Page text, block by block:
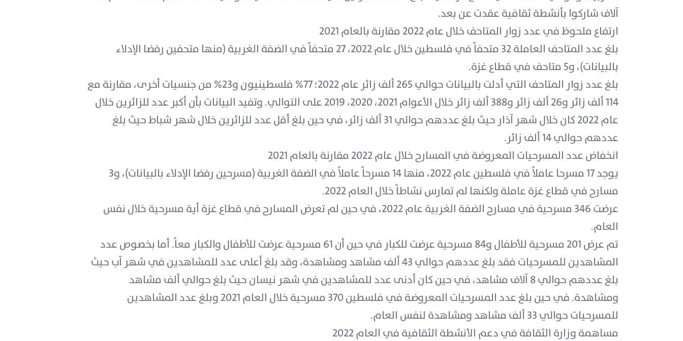
آلاف شاركوا بأنشطة ثقافية عقدت عن بعد.
ارتفاع ملحوظ في عدد زوار المتاحف خلال عام 2022 مقارنة بالعام 2021
بلغ عدد المتاحف العاملة 32 متحفاً في فلسطين خلال عام 2022، 27 متحفاً في الضفة الغربية (منها متحفين رفضا الإدلاء
بالبيانات)، و5 متاحف في قطاع غزة.
بلغ عدد زوار المتاحف التي أدلت بالبيانات حوالي 265 ألف زائر عام 2022؛ 77% فلسطينيون و23% من جنسيات أخرى، مقارنة مع
114 ألف زائر و26 ألف زائر و388 ألف زائر خلال الأعوام 2021، 2020، 2019 على التوالي. وتفيد البيانات بأن أكبر عدد للزائرين خلال
عام 2022 كان خلال شهر آذار حيث بلغ عددهم حوالي 31 ألف زائر، في حين بلغ أقل عدد للزائرين خلال شهر شباط حيث بلغ
عددهم حوالي 14 ألف زائر.
انخفاض عدد المسرحيات المعروضة في المسارح خلال عام 2022 مقارنة بالعام 2021
يوجد 17 مسرحا عاملاً في فلسطين عام 2022، منها 14 مسرحاً عاملاً في الضفة الغربية (مسرحين رفضا الإدلاء بالبيانات)، و3
مسارح في قطاع غزة عاملة ولكنها لم تمارس نشاطاً خلال العام 2022.
عرضت 346 مسرحية في مسارح الضفة الغربية عام 2022، في حين لم تعرض المسارح في قطاع غزة أية مسرحية خلال نفس
العام.
تم عرض 201 مسرحية للأطفال و84 مسرحية عرضت للكبار في حين أن 61 مسرحية عرضت للأطفال والكبار معاً. أما بخصوص عدد
المشاهدين للمسرحيات فقد بلغ عددهم حوالي 43 ألف مشاهد ومشاهدة، وقد بلغ أعلى عدد للمشاهدين في شهر آب حيث
بلغ عددهم حوالي 8 آلاف مشاهد، في حين كان أدنى عدد للمشاهدين في شهر نيسان حيث بلغ حوالي ألف مشاهد
ومشاهدة. في حين بلغ عدد المسرحيات المعروضة في فلسطين 370 مسرحية خلال العام 2021 وبلغ عدد المشاهدين
للمسرحيات حوالي 33 ألف مشاهد ومشاهدة لنفس العام.
مساهمة وزارة الثقافة في دعم الأنشطة الثقافية في العام 2022